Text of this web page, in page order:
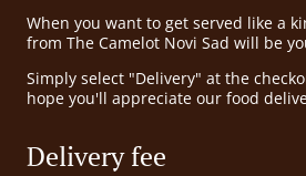
When you want to get served like a
from The Camelot Novi Sad will be
Simply select "Delivery" at the
hope you'll appreciate our food
Delivery fee